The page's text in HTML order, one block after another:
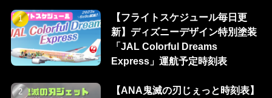
【フライトスケジュール毎日更
新】ディズニーデザイン特別塗装
「JAL Colorful Dreams
Express」運航予定時刻表
【ANA鬼滅の刃じぇっと時刻表】